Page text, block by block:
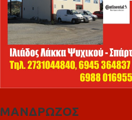
ΜΑΝΔΡΩΖΟΣ